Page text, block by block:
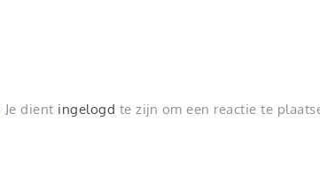
Je dient ingelogd te zijn om een reactie te